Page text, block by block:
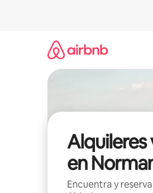
Alquileres
en
Encuentra y